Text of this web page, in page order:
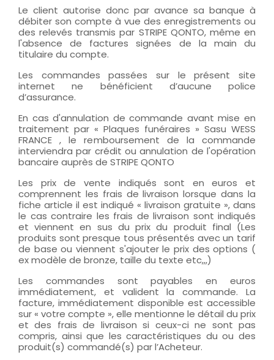
Le client autorise donc par avance sa banque à
débiter son compte à vue des enregistrements ou
des relevés transmis par STRIPE QONTO, même en
l'absence de factures signées de la main du
titulaire du compte.
Les commandes passées sur le présent site
internet ne bénéficient d’aucune police
d’assurance.
En cas d'annulation de commande avant mise en
traitement par « Plaques funéraires » Sasu WESS
FRANCE , le remboursement de la commande
interviendra par crédit ou annulation de l'opération
bancaire auprès de STRIPE QONTO
Les prix de vente indiqués sont en euros et
comprennent les frais de livraison lorsque dans la
fiche article il est indiqué « livraison gratuite », dans
le cas contraire les frais de livraison sont indiqués
et viennent en sus du prix du produit final (Les
produits sont presque tous présentés avec un tarif
de base ou viennent s'ajouter le prix des options (
ex modèle de bronze, taille du texte etc,,,)
Les commandes sont payables en euros
immédiatement, et valident la commande. La
facture, immédiatement disponible est accessible
sur « votre compte », elle mentionne le détail du prix
et des frais de livraison si ceux-ci ne sont pas
compris, ainsi que les caractéristiques du ou des
produit(s) commandé(s) par l’Acheteur.